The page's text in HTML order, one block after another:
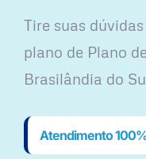
Tire suas
plano ​de Plano
Brasilândia do
Atendimento